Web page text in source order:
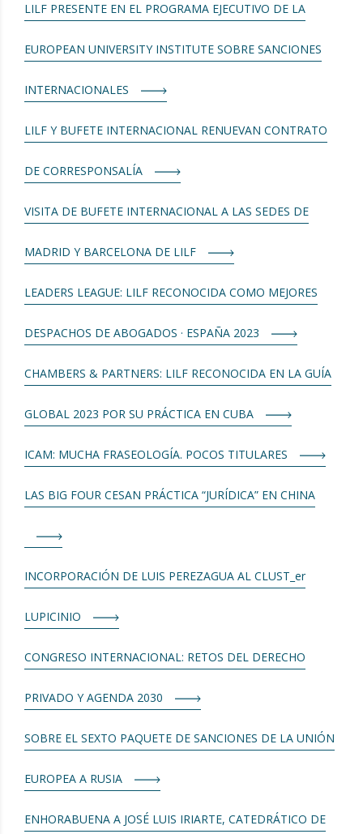
LILF PRESENTE EN EL PROGRAMA EJECUTIVO DE LA
EUROPEAN UNIVERSITY INSTITUTE SOBRE SANCIONES
INTERNACIONALES
LILF Y BUFETE INTERNACIONAL RENUEVAN CONTRATO
DE CORRESPONSALÍA
VISITA DE BUFETE INTERNACIONAL A LAS SEDES DE
MADRID Y BARCELONA DE LILF
LEADERS LEAGUE: LILF RECONOCIDA COMO MEJORES
DESPACHOS DE ABOGADOS · ESPAÑA 2023
CHAMBERS & PARTNERS: LILF RECONOCIDA EN LA GUÍA
GLOBAL 2023 POR SU PRÁCTICA EN CUBA
ICAM: MUCHA FRASEOLOGÍA. POCOS TITULARES
LAS BIG FOUR CESAN PRÁCTICA “JURÍDICA” EN CHINA
INCORPORACIÓN DE LUIS PEREZAGUA AL CLUST_er
LUPICINIO
CONGRESO INTERNACIONAL: RETOS DEL DERECHO
PRIVADO Y AGENDA 2030
SOBRE EL SEXTO PAQUETE DE SANCIONES DE LA UNIÓN
EUROPEA A RUSIA
ENHORABUENA A JOSÉ LUIS IRIARTE, CATEDRÁTICO DE